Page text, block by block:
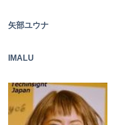
矢部ユウナ
IMALU